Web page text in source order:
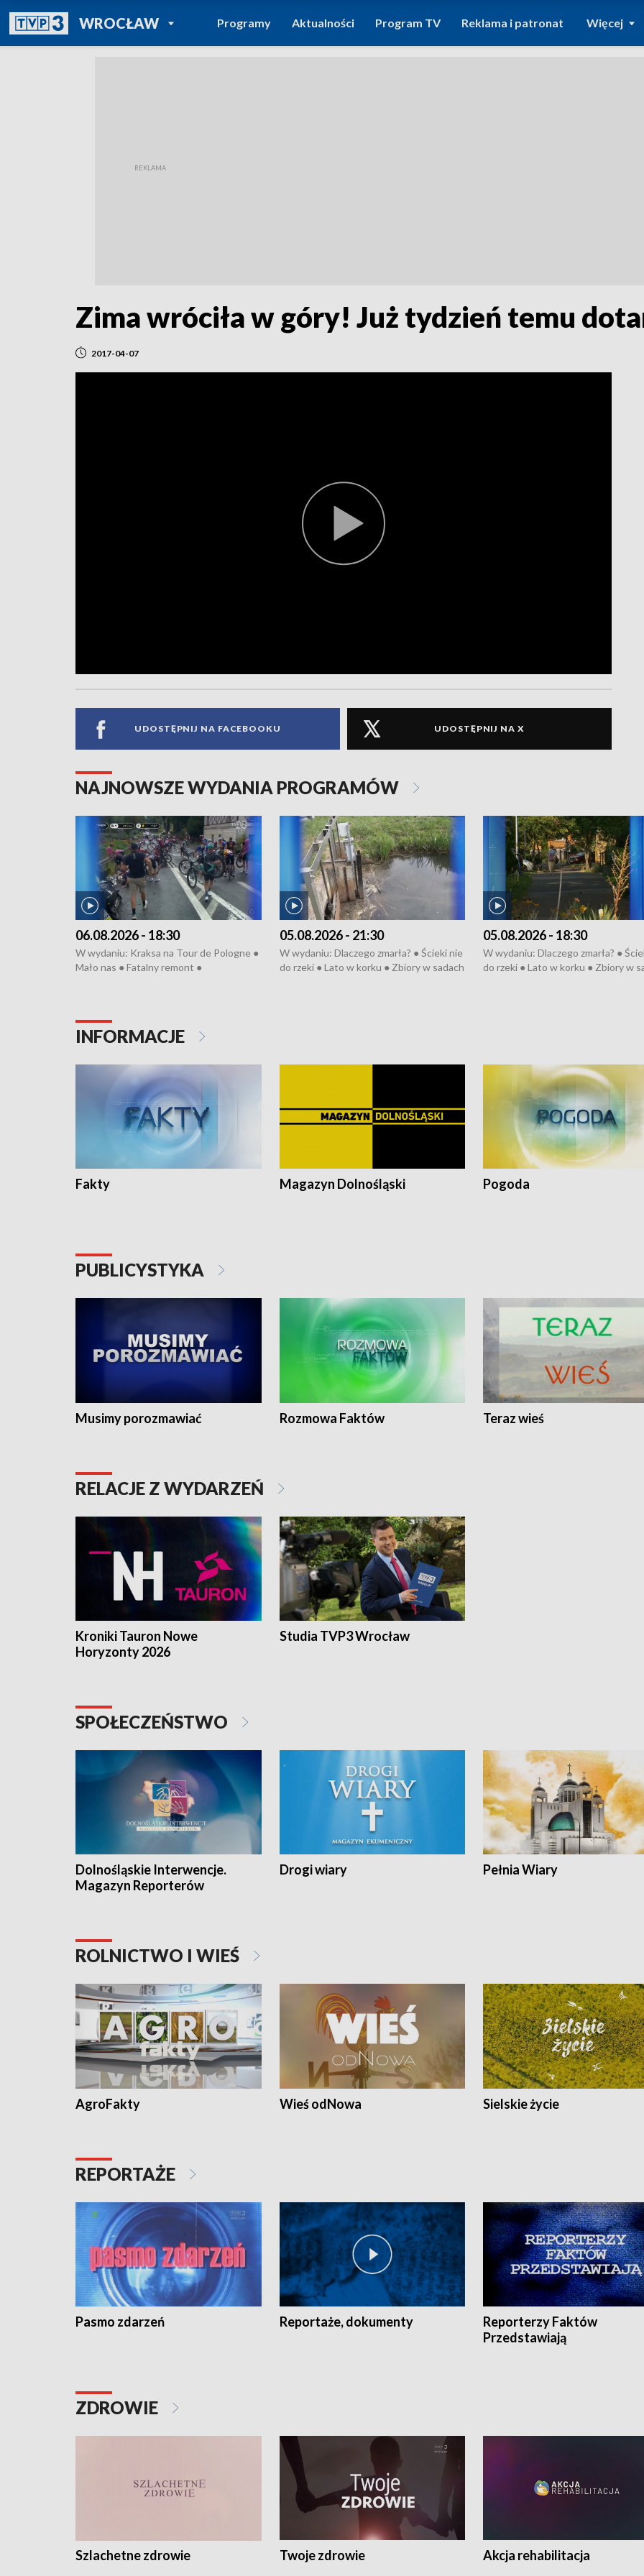
WROCŁAWPOWRÓT DO
TVP REGIONY
Programy Aktualności Program TV Reklama i patronat Więcej
Zima wróciła w góry! Już tydzień temu
2017-04-07
UDOSTĘPNIJ NA FACEBOOKU UDOSTĘPNIJ NA X
NAJNOWSZE WYDANIA PROGRAMÓW
06.08.2026 - 18:30
W wydaniu: Kraksa na Tour de Pologne ●
Mało nas ● Fatalny remont ●
Koniec upałów
05.08.2026 - 21:30
W wydaniu: Dlaczego zmarła? ● Ścieki nie
do rzeki ● Lato w korku ● Zbiory w sadach
05.08.2026 - 18:30
W wydaniu: Dlaczego zmarła? ●
do rzeki ● Lato w korku ● Zbiory w
INFORMACJE
Fakty Magazyn Dolnośląski Pogoda
PUBLICYSTYKA
Musimy porozmawiać Rozmowa Faktów Teraz wieś
RELACJE Z WYDARZEŃ
Kroniki Tauron Nowe
Horyzonty 2026
Studia TVP3 Wrocław
SPOŁECZEŃSTWO
Dolnośląskie Interwencje.
Magazyn Reporterów
Drogi wiary Pełnia Wiary
ROLNICTWO I WIEŚ
AgroFakty Wieś odNowa Sielskie życie
REPORTAŻE
Pasmo zdarzeń Reportaże, dokumenty
Reporterzy Faktów
Przedstawiają
ZDROWIE
Szlachetne zdrowie Twoje zdrowie Akcja rehabilitacja